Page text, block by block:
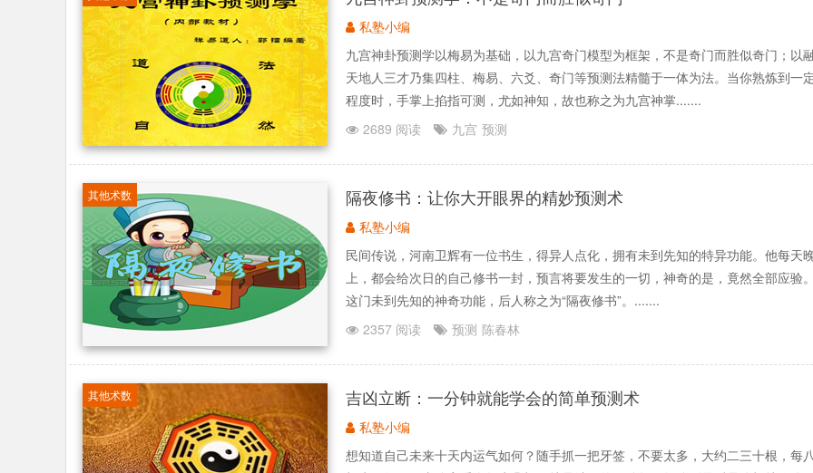
私塾小编
九宫神卦预测学以梅易为基础，以九宫奇门模型为框架，不是奇门而胜似奇门；以
天地人三才乃集四柱、梅易、六爻、奇门等预测法精髓于一体为法。当你熟炼到一
程度时，手掌上掐指可测，尤如神知，故也称之为九宫神掌.......
2689 阅读
九宫 预测
其他术数 隔夜修书：让你大开眼界的精妙预测术
私塾小编
民间传说，河南卫辉有一位书生，得异人点化，拥有未到先知的特异功能。他每天
上，都会给次日的自己修书一封，预言将要发生的一切，神奇的是，竟然全部应验。
这门未到先知的神奇功能，后人称之为“隔夜修书”。.......
2357 阅读
预测 陈春林
其他术数 吉凶立断：一分钟就能学会的简单预测术
私塾小编
想知道自己未来十天内运气如何？随手抓一把牙签，不要太多，大约二三十根，每八